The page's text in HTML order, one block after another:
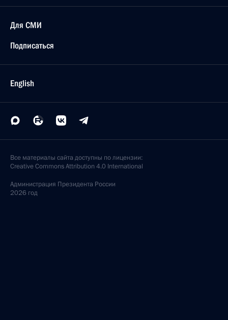
Для СМИ
Подписаться
English
Все материалы сайта доступны по лицензии:
Creative Commons Attribution 4.0 International
Администрация Президента России
2026 год